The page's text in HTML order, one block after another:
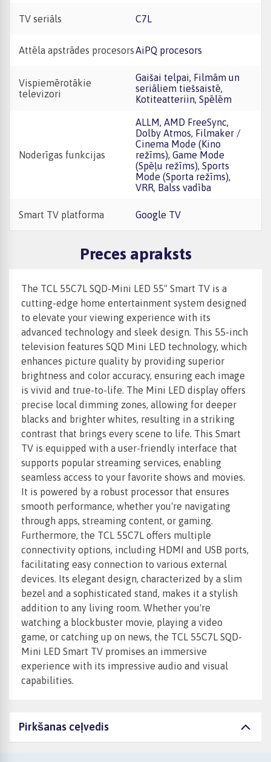
TV seriāls C7L
Attēla apstrādes procesors AiPQ procesors
Vispiemērotākie
televizori
Gaišai telpai, Filmām un
seriāliem tiešsaistē,
Kotiteatteriin, Spēlēm
Noderīgas funkcijas
ALLM, AMD FreeSync,
Dolby Atmos, Filmaker /
Cinema Mode (Kino
režīms), Game Mode
(Spēļu režīms), Sports
Mode (Sporta režīms),
VRR, Balss vadība
Smart TV platforma Google TV
Preces apraksts
The TCL 55C7L SQD-Mini LED 55" Smart TV is a
cutting-edge home entertainment system designed
to elevate your viewing experience with its
advanced technology and sleek design. This 55-inch
television features SQD Mini LED technology, which
enhances picture quality by providing superior
brightness and color accuracy, ensuring each image
is vivid and true-to-life. The Mini LED display offers
precise local dimming zones, allowing for deeper
blacks and brighter whites, resulting in a striking
contrast that brings every scene to life. This Smart
TV is equipped with a user-friendly interface that
supports popular streaming services, enabling
seamless access to your favorite shows and movies.
It is powered by a robust processor that ensures
smooth performance, whether you're navigating
through apps, streaming content, or gaming.
Furthermore, the TCL 55C7L offers multiple
connectivity options, including HDMI and USB ports,
facilitating easy connection to various external
devices. Its elegant design, characterized by a slim
bezel and a sophisticated stand, makes it a stylish
addition to any living room. Whether you're
watching a blockbuster movie, playing a video
game, or catching up on news, the TCL 55C7L SQD-
Mini LED Smart TV promises an immersive
experience with its impressive audio and visual
capabilities.
Pirkšanas ceļvedis